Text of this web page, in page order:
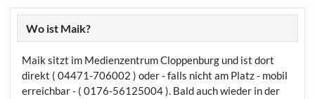
Wo ist Maik?
Maik sitzt im Medienzentrum Cloppenburg und ist dort
direkt ( 04471-706002 ) oder - falls nicht am Platz - mobil
erreichbar - ( 0176-56125004 ). Bald auch wieder in der